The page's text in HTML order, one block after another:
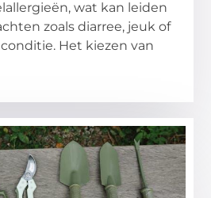
wat kan leiden
zoals diarree, jeuk of
Het kiezen van